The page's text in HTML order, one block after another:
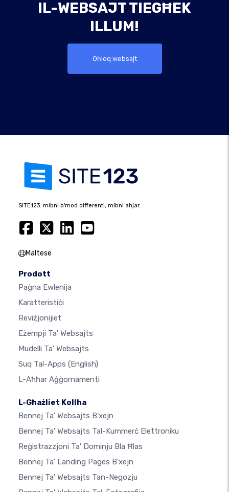
IL-WEBSAJT TIEGĦEK
ILLUM!
Oħloq websajt
SITE123: mibni b'mod differenti, mibni aħjar.
Maltese
Prodott
Paġna Ewlenija
Karatteristiċi
Reviżjonijiet
Eżempji Ta' Websajts
Mudelli Ta' Websajts
Suq Tal-Apps (English)
L-Aħħar Aġġornamenti
L-Għażliet Kollha
Bennej Ta' Websajts B'xejn
Bennej Ta' Websajts Tal-Kummerċ Elettroniku
Reġistrazzjoni Ta' Dominju Bla Ħlas
Bennej Ta' Landing Pages B'xejn
Bennej Ta' Websajts Tan-Negozju